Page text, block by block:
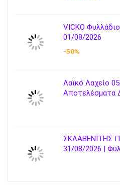
VICKO
01/08/2026
-50%
Λαϊκό Λαχείο
Αποτελέσματα
ΣΚΛΑΒΕΝΙΤΗΣ
31/08/2026 |